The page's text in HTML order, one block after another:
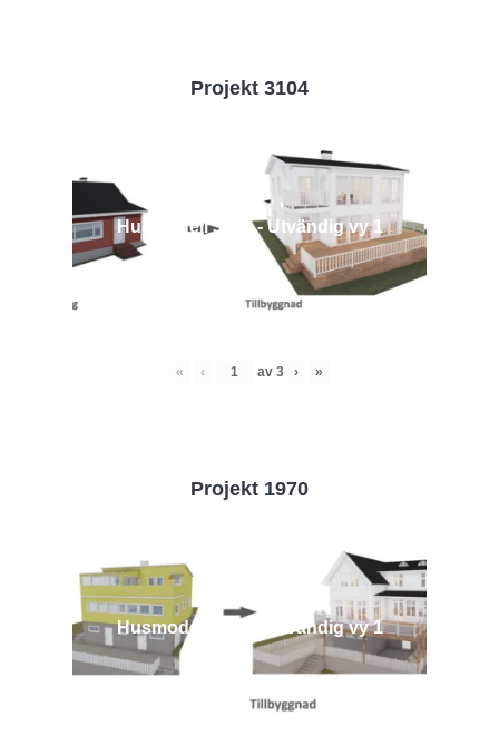
Projekt 3104
Husmodell 3104 - Utvändig vy 1
« ‹ av 3 › »
Projekt 1970
Husmodell 1970 - Utvändig vy 1